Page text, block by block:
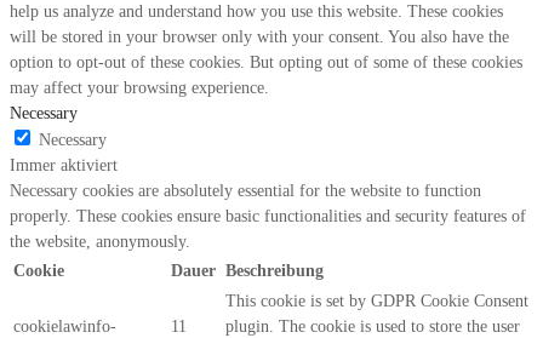
help us analyze and understand how you use this website. These cookies
will be stored in your browser only with your consent. You also have the
option to opt-out of these cookies. But opting out of some of these cookies
may affect your browsing experience.
Necessary
Necessary
Immer aktiviert
Necessary cookies are absolutely essential for the website to function
properly. These cookies ensure basic functionalities and security features of
the website, anonymously.
Cookie
Dauer Beschreibung
cookielawinfo-
11
This cookie is set by GDPR Cookie Consent
plugin. The cookie is used to store the user